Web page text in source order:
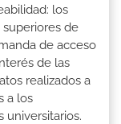
los
de
de acceso
de las
realizados a
a los
universitarios.